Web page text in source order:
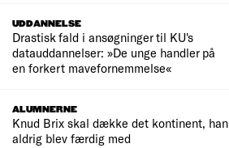
UDDANNELSE
Drastisk fald i ansøgninger til KU's
datauddannelser: »De unge handler på
en forkert mavefornemmelse«
ALUMNERNE
Knud Brix skal dække det kontinent, han
aldrig blev færdig med